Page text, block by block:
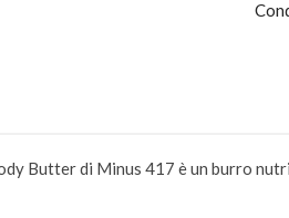
Butter di Minus 417 è un burro